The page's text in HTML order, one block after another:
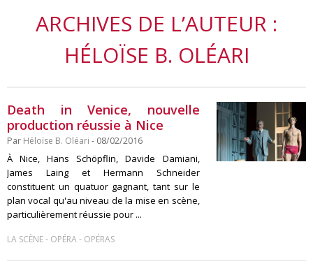
ARCHIVES DE L’AUTEUR :
HÉLOÏSE B. OLÉARI
Death in Venice, nouvelle
production réussie à Nice
Par Héloïse B. Oléari - 08/02/2016
À Nice, Hans Schöpflin, Davide Damiani,
James Laing et Hermann Schneider
constituent un quatuor gagnant, tant sur le
plan vocal qu'au niveau de la mise en scène,
particulièrement réussie pour ...
LA SCÈNE- OPÉRA- OPÉRAS